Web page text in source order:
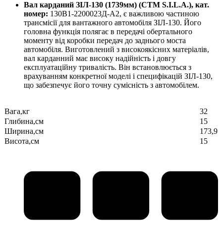
Вал карданий ЗІЛ-130 (1739мм) (СTM S.I.L.A.), кат.
номер: 130В1-2200023Д-А2, є важливою частиною
трансмісії для вантажного автомобіля ЗІЛ-130. Його
головна функція полягає в передачі обертального
моменту від коробки передач до заднього моста
автомобіля. Виготовлений з високоякісних матеріалів,
вал карданний має високу надійність і довгу
експлуатаційну тривалість. Він встановлюється з
врахуванням конкретної моделі і специфікацій ЗІЛ-130,
що забезпечує його точну сумісність з автомобілем.
Вага,кг
32
Глибина,см
15
Ширина,см
173,9
Висота,см
15